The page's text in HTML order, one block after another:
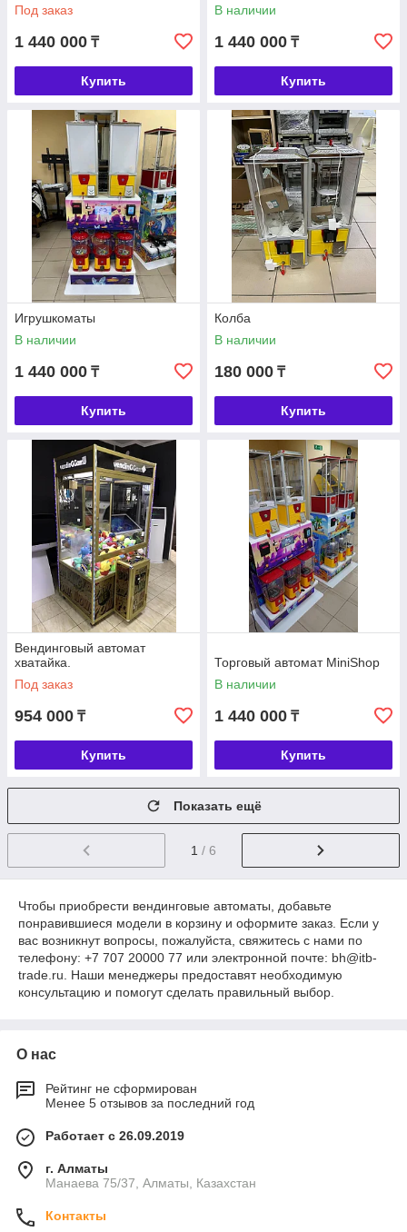
Под заказ
1 440 000 ₸
Купить
В наличии
1 440 000 ₸
Купить
Игрушкоматы
В наличии
1 440 000 ₸
Купить
Колба
В наличии
180 000 ₸
Купить
Вендинговый автомат
хватайка.
Под заказ
954 000 ₸
Купить
Торговый автомат MiniShop
В наличии
1 440 000 ₸
Купить
Показать ещё
1 / 6
Чтобы приобрести вендинговые автоматы, добавьте
понравившиеся модели в корзину и оформите заказ. Если у
вас возникнут вопросы, пожалуйста, свяжитесь с нами по
телефону: +7 707 20000 77 или электронной почте: bh@itb-
trade.ru. Наши менеджеры предоставят необходимую
консультацию и помогут сделать правильный выбор.
О нас
Рейтинг не сформирован
Менее 5 отзывов за последний год
Работает с 26.09.2019
г. Алматы
Манаева 75/37, Алматы, Казахстан
Контакты